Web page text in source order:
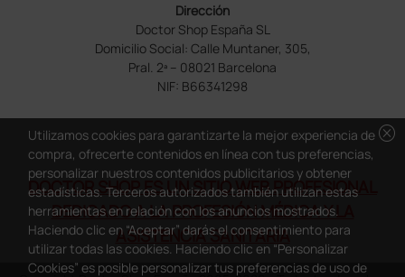
Dirección
Doctor Shop España SL
Domicilio Social: Calle Muntaner, 305,
Pral. 2ª – 08021 Barcelona
NIF: B66341298
DOCTOR SHOP ES UN SITIO WEB PROFESIONAL
DEDICADO A LA PROFESIÓN MÉDICA Y LA
ASISTENCIA SANITARIA
cancel
Utilizamos cookies para garantizarte la mejor experiencia de
compra, ofrecerte contenidos en línea con tus preferencias,
personalizar nuestros contenidos publicitarios y obtener
estadísticas. Terceros autorizados también utilizan estas
herramientas en relación con los anuncios mostrados.
Haciendo clic en “Aceptar” darás el consentimiento para
utilizar todas las cookies. Haciendo clic en “Personalizar
Cookies” es posible personalizar tus preferencias de uso de